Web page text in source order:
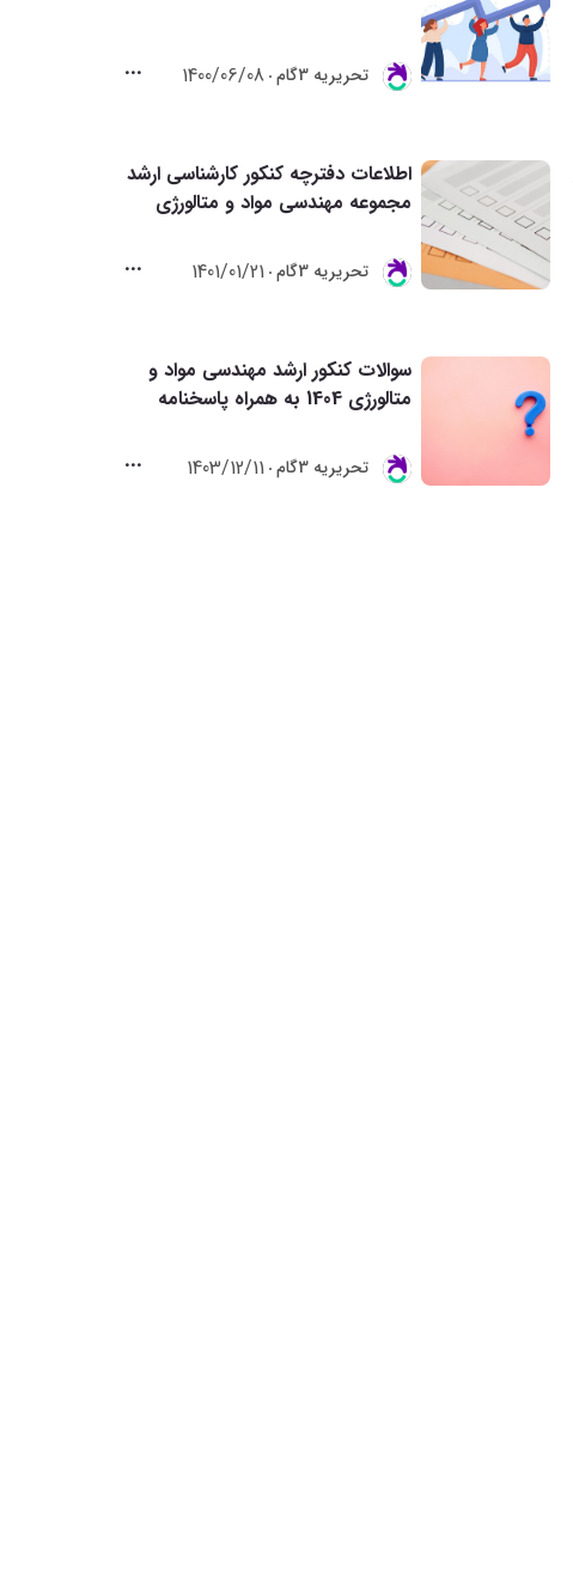
تحريريه 3گام 1400/06/08
اطلاعات دفترچه کنکور کارشناسی ارشد
مجموعه مهندسی مواد و متالورژی
تحريريه 3گام 1401/01/21
سوالات کنکور ارشد مهندسی مواد و
متالورژی 1404 به همراه پاسخنامه
تحريريه 3گام 1403/12/11